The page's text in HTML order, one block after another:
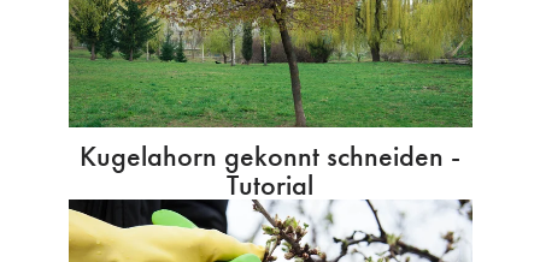
Kugelahorn gekonnt schneiden -
Tutorial